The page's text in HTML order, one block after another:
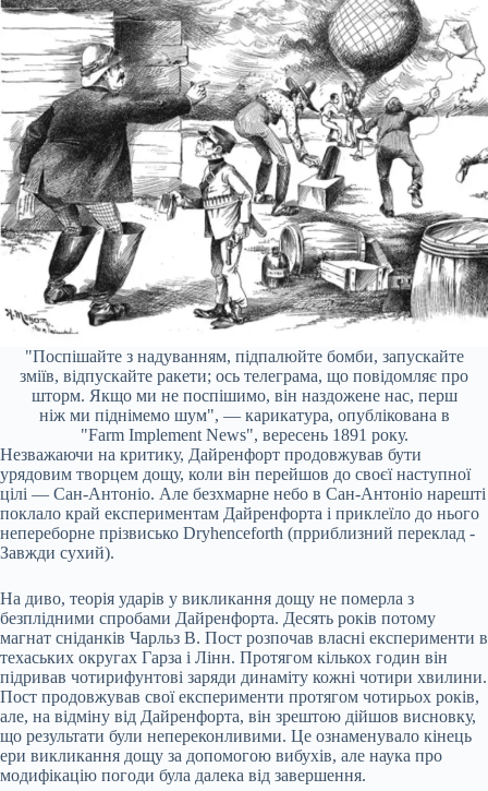
"Поспішайте з надуванням, підпалюйте бомби, запускайте
зміїв, відпускайте ракети; ось телеграма, що повідомляє про
шторм. Якщо ми не поспішимо, він наздожене нас, перш
ніж ми піднімемо шум", — карикатура, опублікована в
"Farm Implement News", вересень 1891 року.
Незважаючи на критику, Дайренфорт продовжував бути
урядовим творцем дощу, коли він перейшов до своєї наступної
цілі — Сан-Антоніо. Але безхмарне небо в Сан-Антоніо нарешті
поклало край експериментам Дайренфорта і приклеїло до нього
непереборне прізвисько Dryhenceforth (прриблизний переклад -
Завжди сухий).
На диво, теорія ударів у викликання дощу не померла з
безплідними спробами Дайренфорта. Десять років потому
магнат сніданків Чарльз В. Пост розпочав власні експерименти в
техаських округах Гарза і Лінн. Протягом кількох годин він
підривав чотирифунтові заряди динаміту кожні чотири хвилини.
Пост продовжував свої експерименти протягом чотирьох років,
але, на відміну від Дайренфорта, він зрештою дійшов висновку,
що результати були непереконливими. Це ознаменувало кінець
ери викликання дощу за допомогою вибухів, але наука про
модифікацію погоди була далека від завершення.